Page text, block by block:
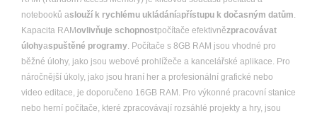
notebooků aslouží k rychlému ukládáníapřístupu k dočasným datům.
Kapacita RAMovlivňuje schopnostpočítače efektivnězpracovávat
úlohyaspuštěné programy. Počítače s 8GB RAM jsou vhodné pro
běžné úlohy, jako jsou webové prohlížeče a kancelářské aplikace. Pro
náročnější úkoly, jako jsou hraní her a profesionální grafické nebo
video editace, je doporučeno 16GB RAM. Pro výkonné pracovní stanice
nebo herní počítače, které zpracovávají rozsáhlé projekty a hry, jsou